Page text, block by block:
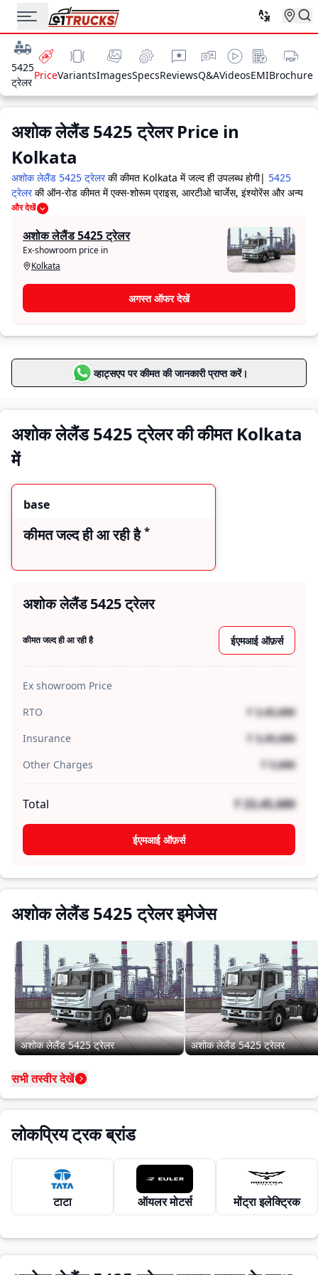
5425
ट्रेलर
PriceVariantsImagesSpecsReviewsQ&AVideosEMIBrochure
अशोक लेलैंड 5425 ट्रेलरPrice in
Kolkata
अशोक लेलैंड 5425 ट्रेलर की कीमत Kolkata में जल्द ही उपलब्ध होगी| 5425
ट्रेलर की ऑन-रोड कीमत में एक्स-शोरूम प्राइस, आरटीओ चार्जेस, इंश्योरेंस और अन्य
खर्चे शामिल होते हैं। बेहतरीन ऑफर्स और डील्स के लिए अपने नजदीकी Kolkata
लेलैंड दोस्त कीमत 7.8 Lakh , टाटा सिग्ना 3118.टी कीमत 37.5 Lakh , टाटा
एलपीटी 3118 कौल कीमत 37.1 Lakh टाटा एस एच टी प्लस कीमत 7.2 Lakh
टाटा सिग्ना 4221.टी
Kolkata में कीमत
अशोक लेलैंड 5425
ट्रेलर वैरिएंट्स
मूल्य सीमा
कीमत जल्द ही आ रही है
और देखें
अशोक लेलैंड 5425 ट्रेलर
Ex-showroom price in
Kolkata
अगस्त ऑफर देखें
व्हाट्सएप पर कीमत की जानकारी प्राप्त करें।
अशोक लेलैंड 5425 ट्रेलर की कीमत Kolkata
में
base
कीमत जल्द ही आ रही है *
अशोक लेलैंड 5425 ट्रेलर
कीमत जल्द ही आ रही है ईएमआई ऑफ़र्स
Ex showroom Price
RTO
₹ 3,45,680
Insurance
₹ 3,45,680
Other Charges
₹ 5,680
Total ₹ 23,45,680
ईएमआई ऑफ़र्स
अशोक लेलैंड 5425 ट्रेलर इमेजेस
अशोक लेलैंड 5425 ट्रेलर अशोक लेलैंड 5425 ट्रेलर
सभी तस्वीर देखें
लोकप्रिय ट्रक ब्रांड
टाटा ऑयलर मोटर्स मोंट्रा इलेक्ट्रिक